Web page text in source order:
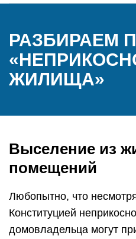
РАЗБИРАЕМ
ЖИЛИЩА»
Выселение из
помещений
Любопытно, что
Конституцией
домовладельца могут